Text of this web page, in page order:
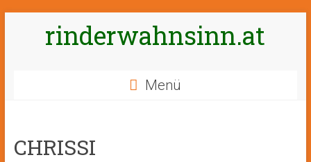
rinderwahnsinn.at
Menü
CHRISSI